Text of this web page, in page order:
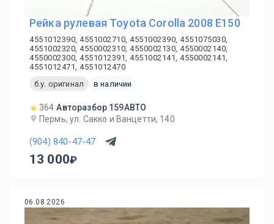
Рейка рулевая Toyota Corolla 2008 E150
4551012390, 4551002710, 4551002390, 4551075030,
4551002320, 4550002310, 4550002130, 4550002140,
4550002300, 4551012391, 4551002141, 4550002141,
4551012471, 4551012470
б.у. оригинал
в наличии
364 Авторазбор 159АВТО
Пермь, ул. Сакко и Ванцетти, 140
(904) 840-47-47
13 000
06.08.2026